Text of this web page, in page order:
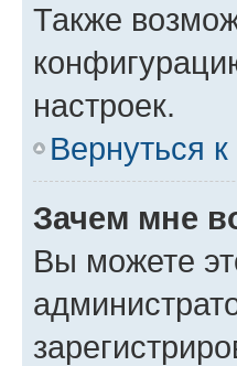
Также
настроек.
Вернуться
Зачем мне
Вы можете